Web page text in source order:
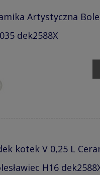
Artystyczna
dek2588X
kotek V 0,25 L
H16